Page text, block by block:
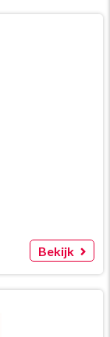
Bekijk